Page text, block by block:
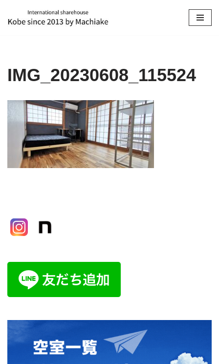
コ
ッ
IMG_20230608_115524